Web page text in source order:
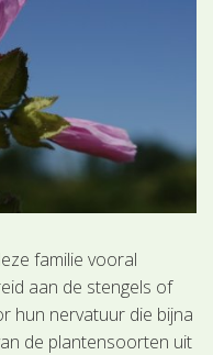
familie vooral
aan de stengels of
hun nervatuur die bijna
de plantensoorten uit